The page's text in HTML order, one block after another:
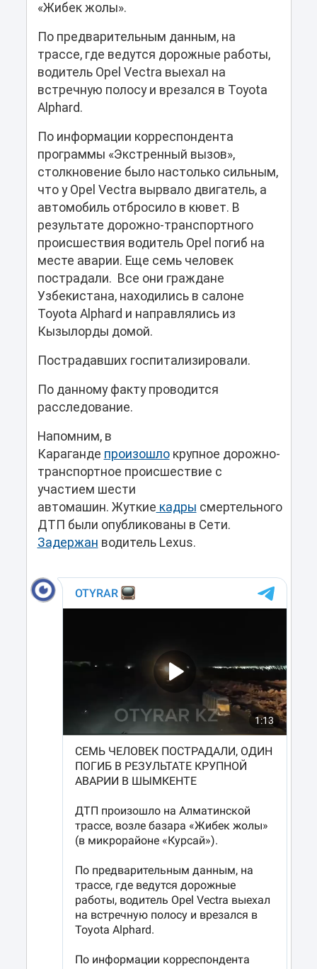
«Жибек жолы».
По предварительным данным, на
трассе, где ведутся дорожные работы,
водитель Opel Vectra выехал на
встречную полосу и врезался в Toyota
Alphard.
По информации корреспондента
программы «Экстренный вызов»,
столкновение было настолько сильным,
что у Opel Vectra вырвало двигатель, а
автомобиль отбросило в кювет. В
результате дорожно-транспортного
происшествия водитель Opel погиб на
месте аварии. Еще семь человек
пострадали. Все они граждане
Узбекистана, находились в салоне
Toyota Alphard и направлялись из
Кызылорды домой.
Пострадавших госпитализировали.
По данному факту проводится
расследование.
Напомним, в
Караганде произошлокрупное дорожно-
транспортное происшествие с
участием шести
автомашин. Жуткие кадры смертельного
ДТП были опубликованы в Сети.
Задержан водитель Lexus.